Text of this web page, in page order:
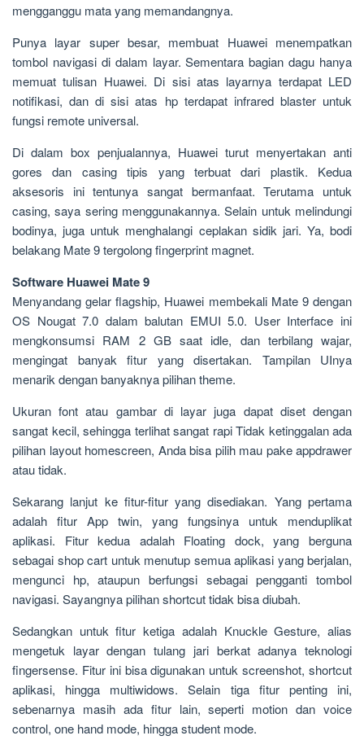
mengganggu mata yang memandangnya.
Punya layar super besar, membuat Huawei menempatkan
tombol navigasi di dalam layar. Sementara bagian dagu hanya
memuat tulisan Huawei. Di sisi atas layarnya terdapat LED
notifikasi, dan di sisi atas hp terdapat infrared blaster untuk
fungsi remote universal.
Di dalam box penjualannya, Huawei turut menyertakan anti
gores dan casing tipis yang terbuat dari plastik. Kedua
aksesoris ini tentunya sangat bermanfaat. Terutama untuk
casing, saya sering menggunakannya. Selain untuk melindungi
bodinya, juga untuk menghalangi ceplakan sidik jari. Ya, bodi
belakang Mate 9 tergolong fingerprint magnet.
Software Huawei Mate 9
Menyandang gelar flagship, Huawei membekali Mate 9 dengan
OS Nougat 7.0 dalam balutan EMUI 5.0. User Interface ini
mengkonsumsi RAM 2 GB saat idle, dan terbilang wajar,
mengingat banyak fitur yang disertakan. Tampilan UInya
menarik dengan banyaknya pilihan theme.
Ukuran font atau gambar di layar juga dapat diset dengan
sangat kecil, sehingga terlihat sangat rapi Tidak ketinggalan ada
pilihan layout homescreen, Anda bisa pilih mau pake appdrawer
atau tidak.
Sekarang lanjut ke fitur-fitur yang disediakan. Yang pertama
adalah fitur App twin, yang fungsinya untuk menduplikat
aplikasi. Fitur kedua adalah Floating dock, yang berguna
sebagai shop cart untuk menutup semua aplikasi yang berjalan,
mengunci hp, ataupun berfungsi sebagai pengganti tombol
navigasi. Sayangnya pilihan shortcut tidak bisa diubah.
Sedangkan untuk fitur ketiga adalah Knuckle Gesture, alias
mengetuk layar dengan tulang jari berkat adanya teknologi
fingersense. Fitur ini bisa digunakan untuk screenshot, shortcut
aplikasi, hingga multiwidows. Selain tiga fitur penting ini,
sebenarnya masih ada fitur lain, seperti motion dan voice
control, one hand mode, hingga student mode.